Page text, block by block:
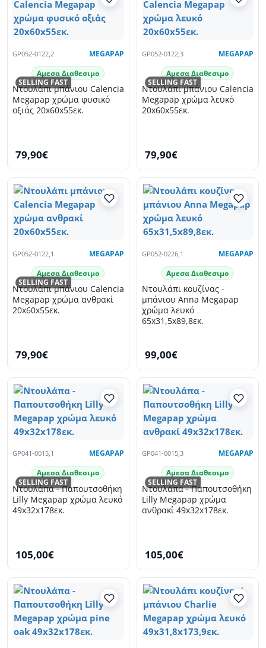
SELLING FAST
GP052-0122,2 MEGAPAP
Αμεσα Διαθεσιμο
Ντουλάπι μπάνιου Calencia
Megapap χρώμα φυσικό
οξιάς 20x60x55εκ.
79,90€
SELLING FAST
GP052-0122,3 MEGAPAP
Αμεσα Διαθεσιμο
Ντουλάπι μπάνιου Calencia
Megapap χρώμα λευκό
20x60x55εκ.
79,90€
SELLING FAST
GP052-0122,1 MEGAPAP
Αμεσα Διαθεσιμο
Ντουλάπι μπάνιου Calencia
Megapap χρώμα ανθρακί
20x60x55εκ.
79,90€
GP052-0226,1 MEGAPAP
Αμεσα Διαθεσιμο
Ντουλάπι κουζίνας -
μπάνιου Anna Megapap
χρώμα λευκό
65x31,5x89,8εκ.
99,00€
SELLING FAST
GP041-0015,1 MEGAPAP
Αμεσα Διαθεσιμο
Ντουλάπα - Παπουτσοθήκη
Lilly Megapap χρώμα λευκό
49x32x178εκ.
105,00€
SELLING FAST
GP041-0015,3 MEGAPAP
Αμεσα Διαθεσιμο
Ντουλάπα - Παπουτσοθήκη
Lilly Megapap χρώμα
ανθρακί 49x32x178εκ.
105,00€